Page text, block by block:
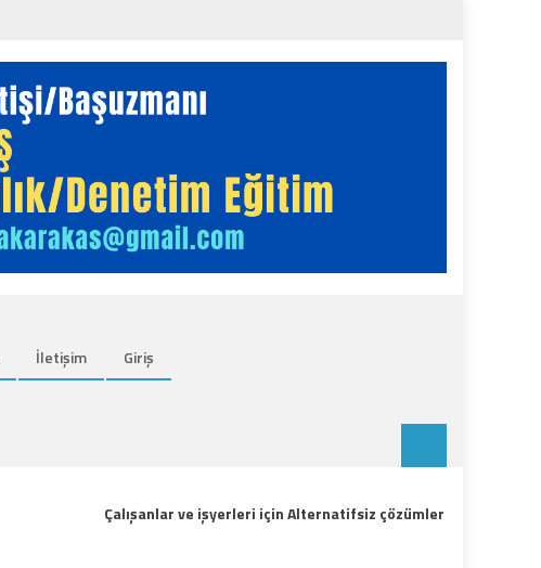
İletişim
Giriş
Çalışanlar ve işyerleri için Alternatifsiz çözümler